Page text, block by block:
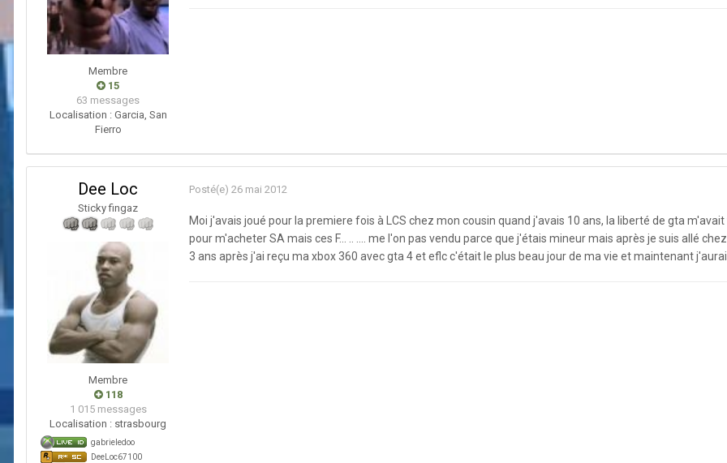
Membre
15
63 messages
Localisation : Garcia, San
Fierro
Dee Loc
Sticky fingaz
Membre
118
1 015 messages
Localisation : strasbourg
gabrieledoo
DeeLoc67100
Posté(e) 26 mai 2012
Moi j'avais joué pour la premiere fois à LCS chez mon cousin quand j'avais 10 ans, la liberté de gta
pour m'acheter SA mais ces F... .. .... me l'on pas vendu parce que j'étais mineur mais après je suis allé
3 ans après j'ai reçu ma xbox 360 avec gta 4 et eflc c'était le plus beau jour de ma vie et maintenant